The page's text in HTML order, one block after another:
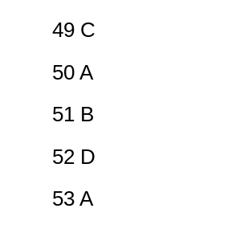
49 C
50 A
51 B
52 D
53 A